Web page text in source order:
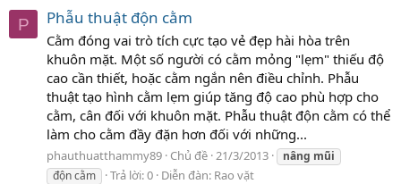
P Phẫu thuật độn cằm
Cằm đóng vai trò tích cực tạo vẻ đẹp hài hòa trên
khuôn mặt. Một số người có cằm mỏng "lẹm" thiếu độ
cao cần thiết, hoặc cằm ngắn nên điều chỉnh. Phẫu
thuật tạo hình cằm lẹm giúp tăng độ cao phù hợp cho
cằm, cân đối với khuôn mặt. Phẫu thuật độn cằm có thể
làm cho cằm đầy đặn hơn đối với những...
phauthuatthammy89 Chủ đề 21/3/2013 nâng mũi
độn cằm
Trả lời: 0 Diễn đàn: Rao vặt